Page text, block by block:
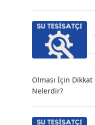
Olması İçin
Nelerdir?